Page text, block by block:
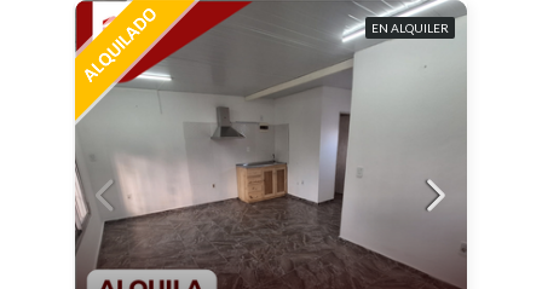
EN ALQUILER